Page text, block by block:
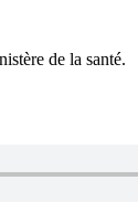
de la santé.